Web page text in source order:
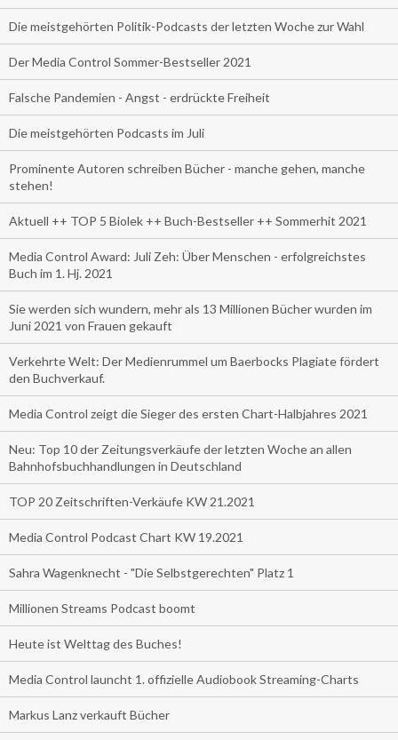
Die meistgehörten Politik-Podcasts der letzten Woche zur Wahl
Der Media Control Sommer-Bestseller 2021
Falsche Pandemien - Angst - erdrückte Freiheit
Die meistgehörten Podcasts im Juli
Prominente Autoren schreiben Bücher - manche gehen, manche
stehen!
Aktuell ++ TOP 5 Biolek ++ Buch-Bestseller ++ Sommerhit 2021
Media Control Award: Juli Zeh: Über Menschen - erfolgreichstes
Buch im 1. Hj. 2021
Sie werden sich wundern, mehr als 13 Millionen Bücher wurden im
Juni 2021 von Frauen gekauft
Verkehrte Welt: Der Medienrummel um Baerbocks Plagiate fördert
den Buchverkauf.
Media Control zeigt die Sieger des ersten Chart-Halbjahres 2021
Neu: Top 10 der Zeitungsverkäufe der letzten Woche an allen
Bahnhofsbuchhandlungen in Deutschland
TOP 20 Zeitschriften-Verkäufe KW 21.2021
Media Control Podcast Chart KW 19.2021
Sahra Wagenknecht - "Die Selbstgerechten" Platz 1
Millionen Streams Podcast boomt
Heute ist Welttag des Buches!
Media Control launcht 1. offizielle Audiobook Streaming-Charts
Markus Lanz verkauft Bücher